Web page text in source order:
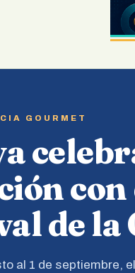
GOURMET
con
de la
al 1 de septiembre,